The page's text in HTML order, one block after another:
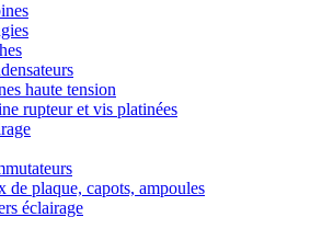
haute tension
rupteur et vis platinées
de plaque, capots, ampoules
éclairage